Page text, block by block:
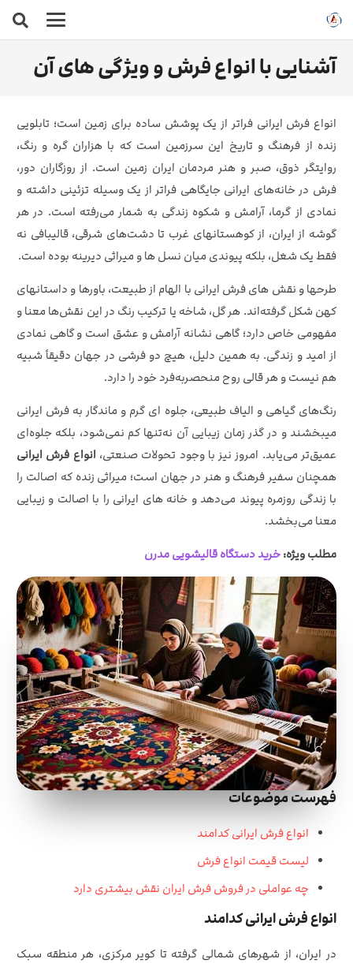
آشنایی با انواع فرش و ویژگی های آن
انواع فرش ایرانی فراتر از یک پوشش ساده برای زمین است؛ تابلویی
زنده از فرهنگ و تاریخ این سرزمین است که با هزاران گره و رنگ،
روایتگر ذوق، صبر و هنر مردمان ایران‌ زمین است. از روزگاران دور،
فرش در خانه‌های ایرانی جایگاهی فراتر از یک وسیله تزئینی داشته و
نمادی از گرما، آرامش و شکوه زندگی به شمار می‌رفته است. در هر
گوشه از ایران، از کوهستانهای غرب تا دشت‌های شرقی، قالیبافی نه
فقط یک شغل، بلکه پیوندی میان نسل‌ ها و میراثی دیرینه بوده است.
طرحها و نقش‌ های فرش ایرانی با الهام از طبیعت، باورها و داستانهای
کهن شکل گرفته‌اند. هر گل، شاخه یا ترکیب رنگ در این نقش‌ها معنا و
مفهومی خاص دارد؛ گاهی نشانه آرامش و عشق است و گاهی نمادی
از امید و زندگی. به همین دلیل، هیچ دو فرشی در جهان دقیقاً شبیه
هم نیست و هر قالی روح منحصربه‌فرد خود را دارد.
رنگ‌های گیاهی و الیاف طبیعی، جلوه‌ ای گرم و ماندگار به فرش ایرانی
میبخشند و در گذر زمان زیبایی آن نه‌تنها کم نمی‌شود، بلکه جلوه‌ای
عمیق‌تر می‌یابد. امروز نیز با وجود تحولات صنعتی، انواع فرش ایرانی
همچنان سفیر فرهنگ و هنر در جهان است؛ میراثی زنده که اصالت را
با زندگی روزمره پیوند می‌دهد و خانه‌ های ایرانی را با اصالت و زیبایی
معنا می‌بخشد.
مطلب ویژه:خرید دستگاه قالیشویی مدرن
فهرست موضوعات
انواع فرش ایرانی کدامند
لیست قیمت انواع فرش
چه عواملی در فروش فرش ایران نقش بیشتری دارد
انواع فرش ایرانی کدامند
در ایران، از شهرهای شمالی گرفته تا کویر مرکزی، هر منطقه سبک